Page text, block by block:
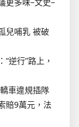
兒哺乳 被破
逆行”路上，
車違規插隊
賠9萬元，法